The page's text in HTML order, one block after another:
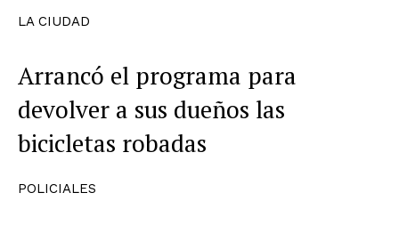
LA CIUDAD
Arrancó el programa para
devolver a sus dueños las
bicicletas robadas
POLICIALES